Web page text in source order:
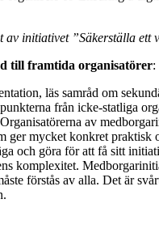
av initiativet ”Säkerställa ett
till framtida organisatörer:
läs samråd om
från icke-statliga
Organisatörerna av
ger mycket konkret
och göra för att få sitt
komplexitet.
förstås av alla. Det är